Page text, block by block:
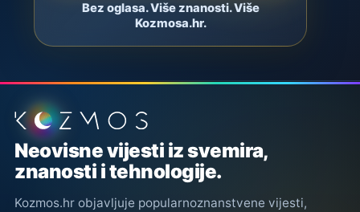
Bez oglasa. Više znanosti. Više
Kozmosa.hr.
Podnožje stranice
Neovisne vijesti iz svemira,
znanosti i tehnologije.
Kozmos.hr objavljuje popularnoznanstvene vijesti,